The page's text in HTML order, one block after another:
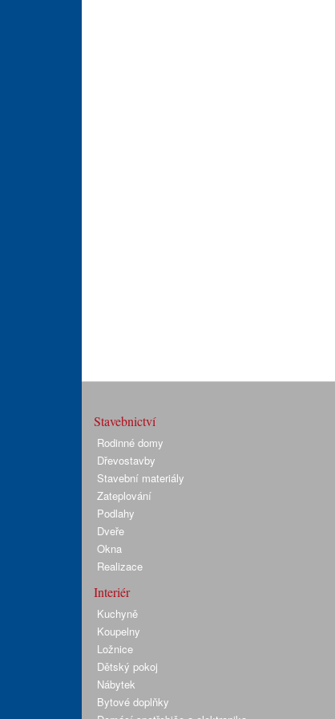
Stavebnictví
Rodinné domy
Dřevostavby
Stavební materiály
Zateplování
Podlahy
Dveře
Okna
Realizace
Interiér
Kuchyně
Koupelny
Ložnice
Dětský pokoj
Nábytek
Bytové doplňky